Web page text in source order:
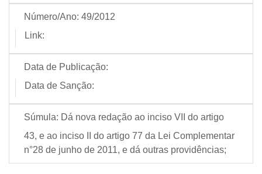
Número/Ano: 49/2012
Link:
Data de Publicação:
Data de Sanção:
Súmula: Dá nova redação ao inciso VII do artigo
43, e ao inciso II do artigo 77 da Lei Complementar
n°28 de junho de 2011, e dá outras providências;